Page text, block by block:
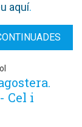
aquí.
Cel i